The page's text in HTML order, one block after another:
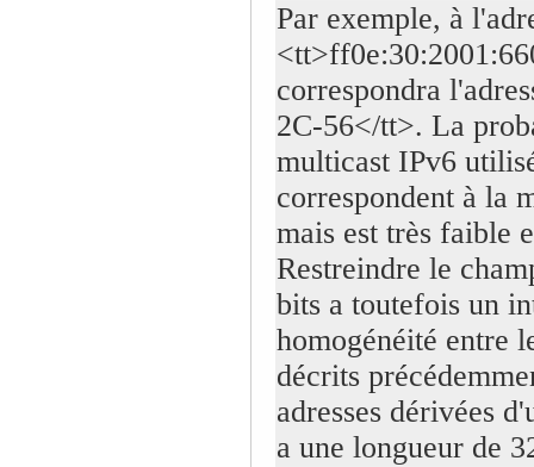
Par exemple, à
correspondra
2C-56</tt>. La
multicast IPv6
correspondent à la
mais est très faible
Restreindre le
bits a toutefois un
homogénéité entre
décrits
adresses dérivées
a une longueur de